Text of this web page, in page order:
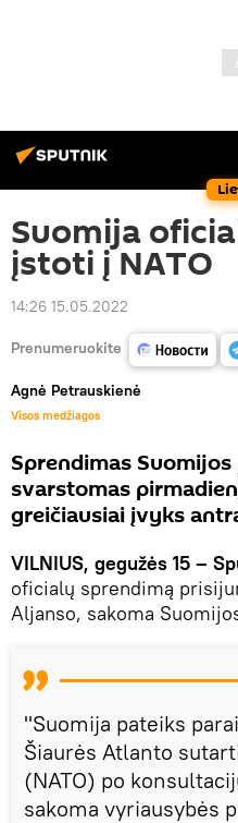
Suomija
įstoti į NATO
14:26 15.05.2022
Prenumeruokite
Agnė Petrauskienė
Visos medžiagos
Sprendimas
svarstomas
greičiausiai įvyks
VILNIUS, gegužės 15 –
oficialų sprendimą
Aljanso, sakoma
"Suomija pateiks
Šiaurės Atlanto
(NATO) po
sakoma vyriausybės